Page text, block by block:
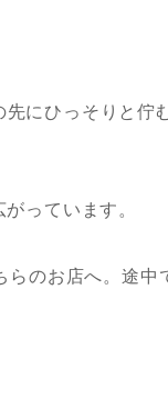
先に ひっそり と佇
っています。
のお店へ。途中